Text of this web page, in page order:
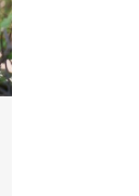
驗中，跟
全感的肢
認同及解
嘗試用不
要的成長